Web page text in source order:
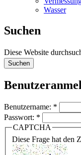
Wasser
Suchen
Diese Website
Benutzername: *
Passwort: *
CAPTCHA
Diese Frage hat den